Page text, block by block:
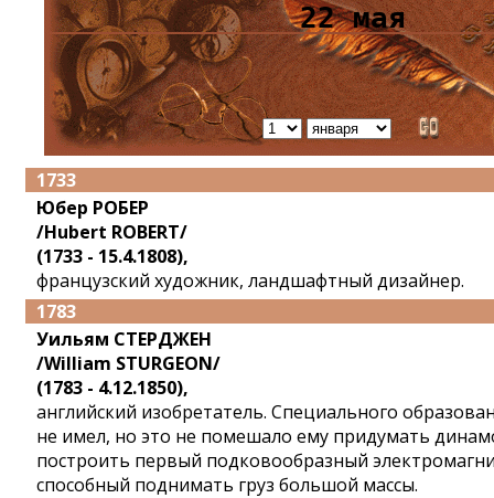
22 мая
1733
Юбер РОБЕР
/Hubert ROBERT/
(1733 - 15.4.1808),
французский художник, ландшафтный дизайнер.
1783
Уильям СТЕРДЖЕН
/William STURGEON/
(1783 - 4.12.1850),
английский изобретатель. Специального
не имел, но это не помешало ему придумать
построить первый подковообразный
способный поднимать груз большой массы.